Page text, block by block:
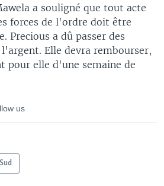
a souligné que tout acte
forces de l'ordre doit être
Precious a dû passer des
Elle devra rembourser,
pour elle d'une semaine de
us